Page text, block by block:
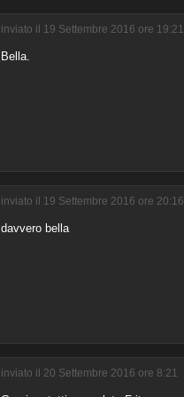
inviato il 19 Settembre 2016 ore 19:21
Bella.
inviato il 19 Settembre 2016 ore 20:16
davvero bella
inviato il 20 Settembre 2016 ore 8:21